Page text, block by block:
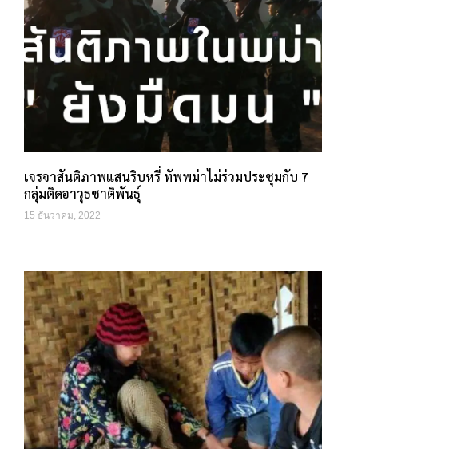
เจรจาสันติภาพแสนริบหรี่ ทัพพม่าไม่ร่วมประชุมกับ 7
กลุ่มติดอาวุธชาติพันธุ์
15 ธันวาคม, 2022